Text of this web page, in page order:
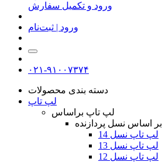
ورود و تکمیل سفارش
ورود | ثبت‌نام
۰۲۱-۹۱۰۰۷۳۷۴
دسته بندی محصولات
لپ تاپ
لپ تاپ براساس
بر اساس نسل پردازنده
لپ تاپ نسل 14
لپ تاپ نسل 13
لپ تاپ نسل 12